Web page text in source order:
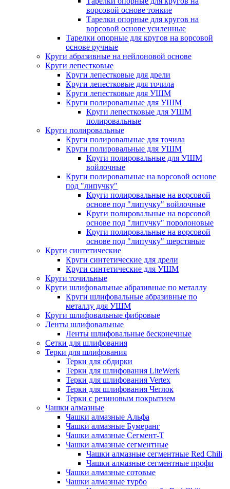
ворсовой основе тонкие
Тарелки опорные для кругов на
ворсовой основе усиленные
Тарелки опорные для кругов на ворсовой
основе ручные
Круги абразивные на нейлоновой основе
Круги лепестковые
Круги лепестковые для дрели
Круги лепестковые для точила
Круги лепестковые для УШМ
Круги полировальные для УШМ
Круги лепестковые для УШМ
полировальные
Круги полировальные
Круги полировальные для точила
Круги полировальные для УШМ
Круги полировальные для УШМ
войлочные
Круги полировальные на ворсовой основе
под "липучку"
Круги полировальные на ворсовой
основе под "липучку" войлочные
Круги полировальные на ворсовой
основе под "липучку" поролоновые
Круги полировальные на ворсовой
основе под "липучку" шерстяные
Круги синтетические
Круги синтетические для дрели
Круги синтетические для УШМ
Круги точильные
Круги шлифовальные абразивные по металлу
Круги шлифовальные абразивные по
металлу для УШМ
Круги шлифовальные фибровые
Ленты шлифовальные
Ленты шлифовальные бесконечные
Сетки для шлифования
Терки для шлифования
Терки для обдирки
Терки для шлифования LiteWerk
Терки для шлифования Vertex
Терки для шлифования Чеглок
Терки с резиновым покрытием
Чашки алмазные
Чашки алмазные Альфа
Чашки алмазные Бумеранг
Чашки алмазные Сегмент-Т
Чашки алмазные сегментные
Чашки алмазные сегментные Red Chili
Чашки алмазные сегментные профи
Чашки алмазные сотовые
Чашки алмазные турбо